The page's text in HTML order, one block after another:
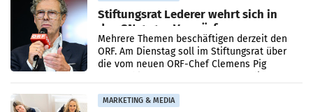
Stiftungsrat Lederer wehrt sich in
den SN gegen Vorwürfe
Mehrere Themen beschäftigen derzeit den
ORF. Am Dienstag soll im Stiftungsrat über
die vom neuen ORF-Chef Clemens Pig
MARKETING & MEDIA